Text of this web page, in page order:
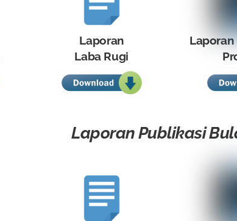
Laporan
Laba Rugi
Laporan
Laporan Publikasi